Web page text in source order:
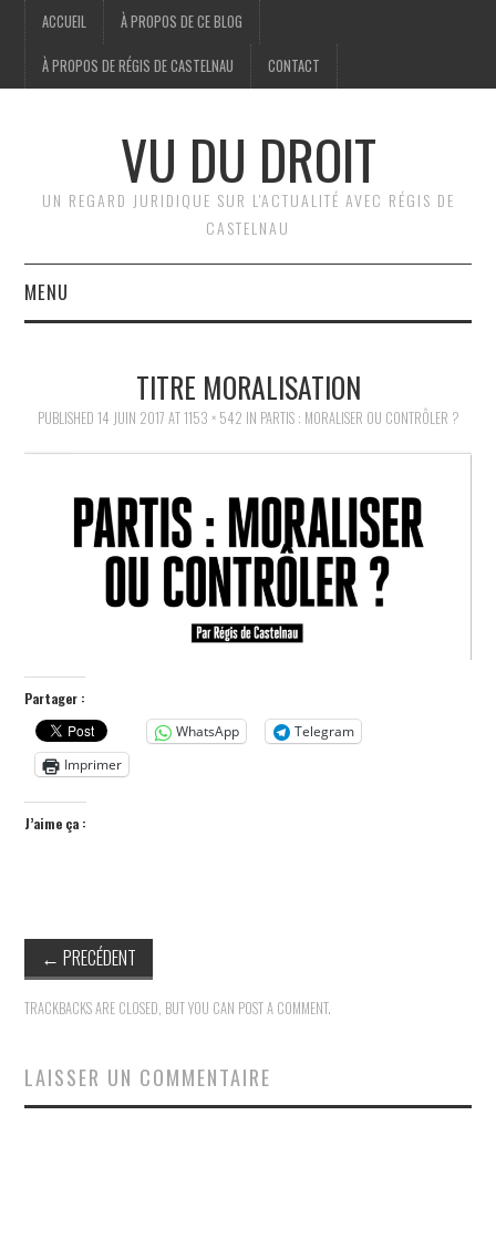
ACCUEIL À PROPOS DE CE BLOG
À PROPOS DE RÉGIS DE CASTELNAU CONTACT
VU DU DROIT
UN REGARD JURIDIQUE SUR L'ACTUALITÉ AVEC RÉGIS DE
CASTELNAU
MENU
JURIDIQUE
POLITIQUE
HISTOIRE
SPORT
TITRE MORALISATION
PUBLISHED 14 JUIN 2017 AT1153 × 542 IN PARTIS : MORALISER OU CONTRÔLER ?
Partager :
WhatsApp
Telegram
Imprimer
J’aime ça :
← PRECÉDENT
TRACKBACKS ARE CLOSED, BUT YOU CAN POST A COMMENT.
LAISSER UN COMMENTAIRE